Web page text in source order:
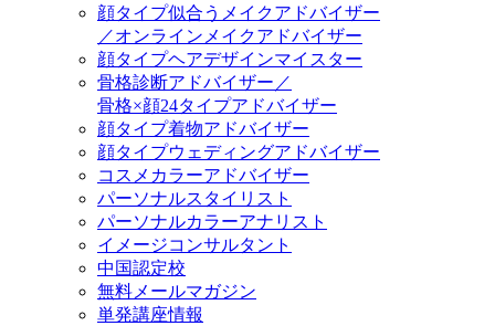
顔タイプ似合うメイクアドバイザー
／オンラインメイクアドバイザー
顔タイプヘアデザインマイスター
骨格診断アドバイザー／
骨格×顔24タイプアドバイザー
顔タイプ着物アドバイザー
顔タイプウェディングアドバイザー
コスメカラーアドバイザー
パーソナルスタイリスト
パーソナルカラーアナリスト
イメージコンサルタント
中国認定校
無料メールマガジン
単発講座情報